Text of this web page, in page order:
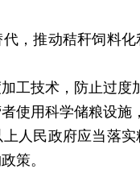
推动秸秆饲料化
技术，防止过度
用科学储粮设施
人民政府应当落实
策。